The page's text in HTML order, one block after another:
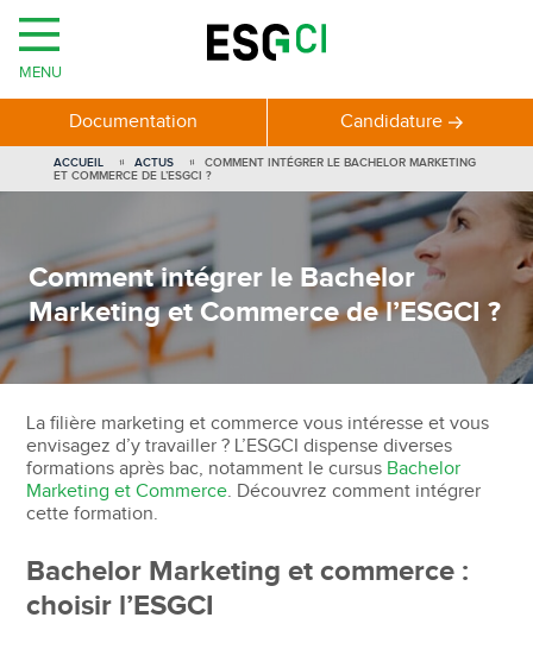
Comment intégrer le Bachelor
Marketing et Commerce de l’ESGCI ?
ACCUEIL ACTUS
COMMENT INTÉGRER LE BACHELOR MARKETING
ET COMMERCE DE L’ESGCI ?
La filière marketing et commerce vous intéresse et vous
envisagez d’y travailler ? L’ESGCI dispense diverses
formations après bac, notamment le cursus Bachelor
Marketing et Commerce. Découvrez comment intégrer
cette formation.
Bachelor Marketing et commerce :
choisir l’ESGCI
MENU
Documentation Candidature